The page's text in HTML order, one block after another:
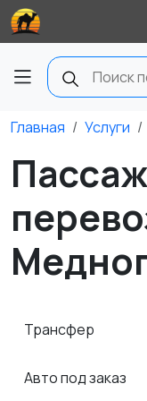
Главная Услуги
Трансфер
Авто под заказ